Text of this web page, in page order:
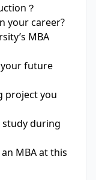
？
your career?
MBA
your future
project you
study during
MBA at this